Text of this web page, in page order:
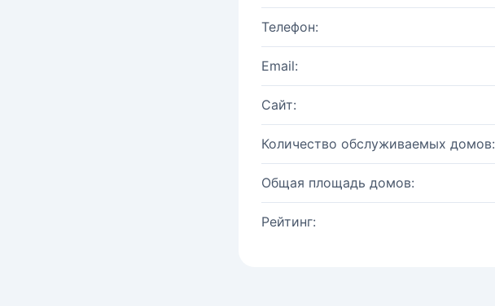
Телефон:
Email:
Сайт:
Количество обслуживаемых домов:
Общая площадь домов:
Рейтинг: